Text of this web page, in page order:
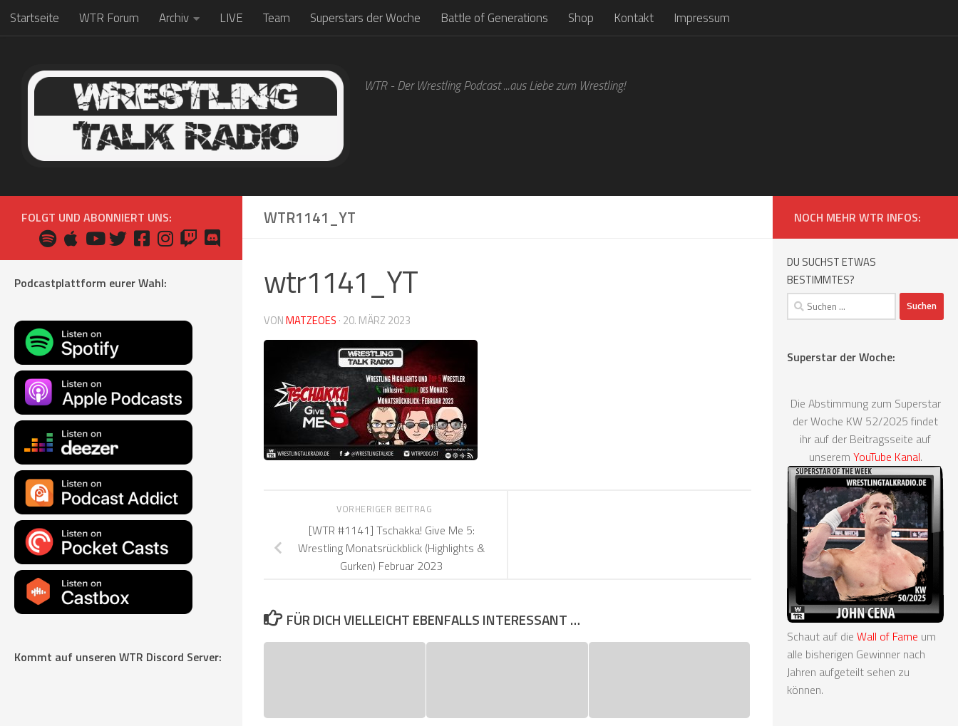
Zum Inhalt springen
Startseite WTR Forum Archiv LIVE Team Superstars der Woche Battle of Generations Shop Kontakt Impressum
WTR - Der Wrestling Podcast ...aus Liebe zum Wrestling!
WTR1141_YT
wtr1141_YT
VONMATZEOES · 20. MÄRZ 2023
VORHERIGER BEITRAG
[WTR #1141] Tschakka! Give Me 5:
Wrestling Monatsrückblick (Highlights &
Gurken) Februar 2023
FÜR DICH VIELLEICHT EBENFALLS INTERESSANT …
FOLGT UND ABONNIERT UNS:
Podcastplattform eurer Wahl:
Kommt auf unseren WTR Discord Server:
NOCH MEHR WTR INFOS:
DU SUCHST ETWAS
BESTIMMTES?
Suchen
nach:
Superstar der Woche:
Die Abstimmung zum Superstar
der Woche KW 52/2025 findet
ihr auf der Beitragsseite auf
unserem YouTube Kanal.
Schaut auf die Wall of Fame um
alle bisherigen Gewinner nach
Jahren aufgeteilt sehen zu
können.